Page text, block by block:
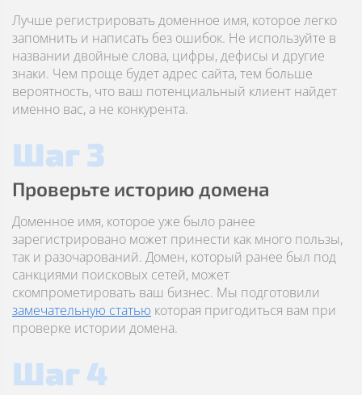
Лучше регистрировать доменное имя, которое легко
запомнить и написать без ошибок. Не используйте в
названии двойные слова, цифры, дефисы и другие
знаки. Чем проще будет адрес сайта, тем больше
вероятность, что ваш потенциальный клиент найдет
именно вас, а не конкурента.
Шаг 3
Проверьте историю домена
Доменное имя, которое уже было ранее
зарегистрировано может принести как много пользы,
так и разочарований. Домен, который ранее был под
санкциями поисковых сетей, может
скомпрометировать ваш бизнес. Мы подготовили
замечательную статью которая пригодиться вам при
проверке истории домена.
Шаг 4